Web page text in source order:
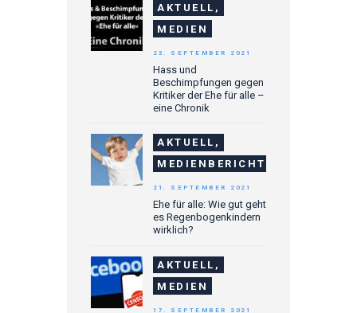
AKTUELL,
MEDIEN
Hass und
Beschimpfungen gegen
Kritiker der Ehe für alle –
eine Chronik
23. SEPTEMBER 2021
AKTUELL,
MEDIENBERICHTE
Ehe für alle: Wie gut geht
es Regenbogenkindern
wirklich?
21. SEPTEMBER 2021
AKTUELL,
MEDIEN
17. SEPTEMBER 2021